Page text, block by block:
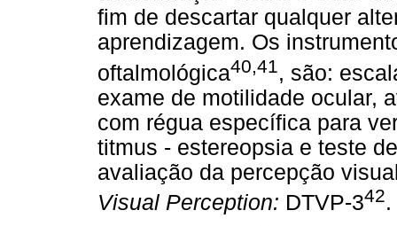
fim de descartar qualquer
aprendizagem. Os
oftalmológica40,41 , são:
exame de motilidade ocular,
com régua específica para
titmus - estereopsia e teste
avaliação da percepção
Visual Perception: DTVP-342.